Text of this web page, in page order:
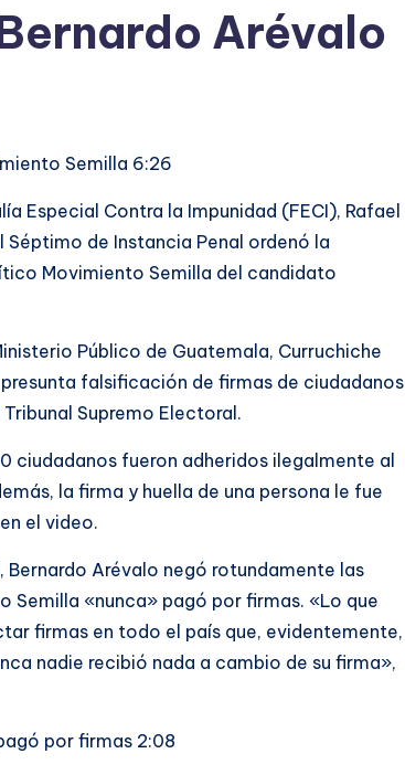
Arévalo
Semilla 6:26
Especial Contra la Impunidad (FECI), Rafael
de Instancia Penal ordenó la
Movimiento Semilla del candidato
Público de Guatemala, Curruchiche
falsificación de firmas de ciudadanos
Supremo Electoral.
ciudadanos fueron adheridos ilegalmente al
la firma y huella de una persona le fue
el video.
Bernardo Arévalo negó rotundamente las
Semilla «nunca» pagó por firmas. «Lo que
firmas en todo el país que, evidentemente,
nadie recibió nada a cambio de su firma»,
por firmas 2:08